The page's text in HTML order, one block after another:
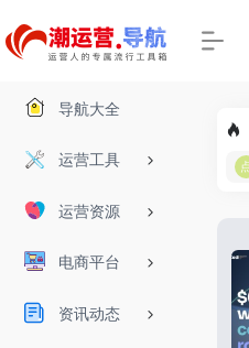
导航大全
运营工具
运营资源
电商平台
资讯动态